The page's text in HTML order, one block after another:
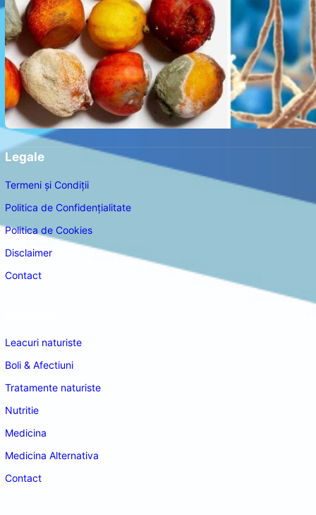
Legale
Termeni și Condiții
Politica de Confidențialitate
Politica de Cookies
Disclaimer
Contact
Leacuri naturiste
Boli & Afectiuni
Tratamente naturiste
Nutritie
Medicina
Medicina Alternativa
Contact